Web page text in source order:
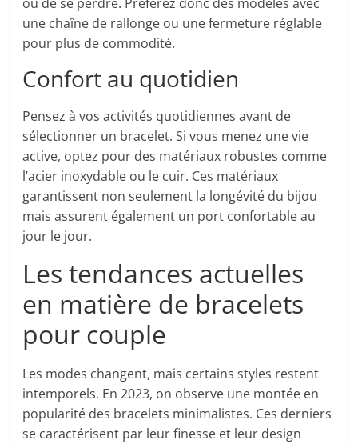
une chaîne de rallonge ou une fermeture réglable
pour plus de commodité.
Confort au quotidien
Pensez à vos activités quotidiennes avant de
sélectionner un bracelet. Si vous menez une vie
active, optez pour des matériaux robustes comme
l’acier inoxydable ou le cuir. Ces matériaux
garantissent non seulement la longévité du bijou
mais assurent également un port confortable au
jour le jour.
Les tendances actuelles
en matière de bracelets
pour couple
Les modes changent, mais certains styles restent
intemporels. En 2023, on observe une montée en
popularité des bracelets minimalistes. Ces derniers
se caractérisent par leur finesse et leur design